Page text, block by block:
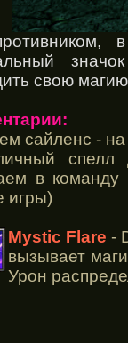
свою
сайленс -
спелл
в команду
игры)
Mystic Flare -
вызывает
Урон